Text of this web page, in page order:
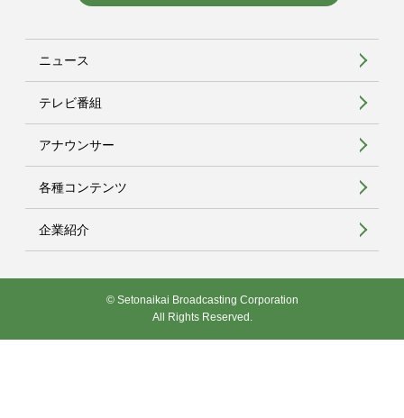
ニュース
テレビ番組
アナウンサー
各種コンテンツ
企業紹介
© Setonaikai Broadcasting Corporation
All Rights Reserved.